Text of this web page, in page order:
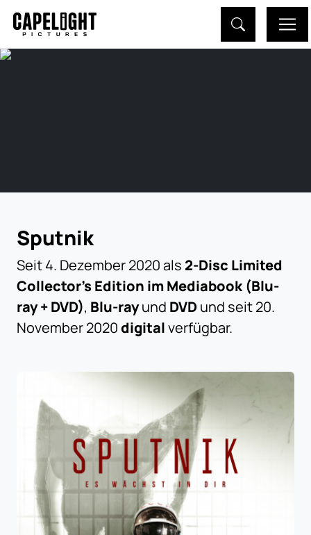
Sputnik
Seit 4. Dezember 2020 als 2-Disc Limited
Collector's Edition im Mediabook (Blu-
ray + DVD), Blu-rayund DVDund seit 20.
November 2020digitalverfügbar.